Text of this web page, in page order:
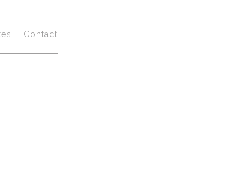
Contact
à projets